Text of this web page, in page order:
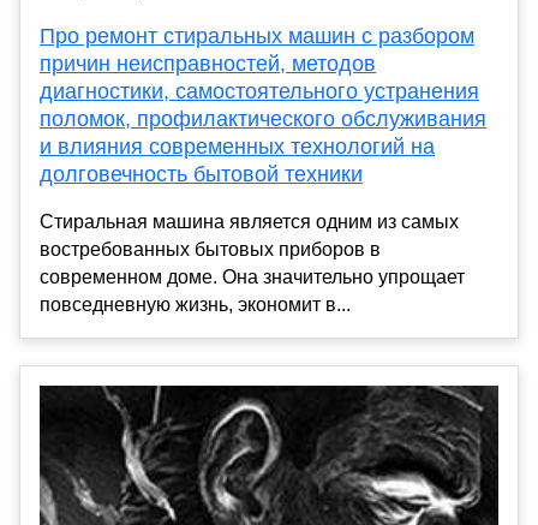
Про ремонт стиральных машин с разбором
причин неисправностей, методов
диагностики, самостоятельного устранения
поломок, профилактического обслуживания
и влияния современных технологий на
долговечность бытовой техники
Стиральная машина является одним из самых
востребованных бытовых приборов в
современном доме. Она значительно упрощает
повседневную жизнь, экономит в...